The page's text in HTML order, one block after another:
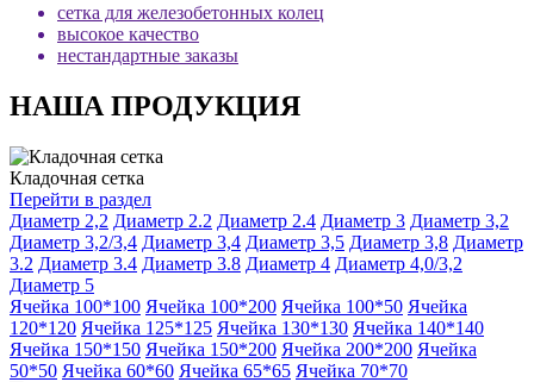
сетка для железобетонных колец
высокое качество
нестандартные заказы
НАША ПРОДУКЦИЯ
Кладочная сетка
Перейти в раздел
Диаметр 2,2 Диаметр 2.2 Диаметр 2.4 Диаметр 3 Диаметр 3,2
Диаметр 3,2/3,4 Диаметр 3,4 Диаметр 3,5 Диаметр 3,8 Диаметр
3.2 Диаметр 3.4 Диаметр 3.8 Диаметр 4 Диаметр 4,0/3,2
Диаметр 5
Ячейка 100*100 Ячейка 100*200 Ячейка 100*50 Ячейка
120*120 Ячейка 125*125 Ячейка 130*130 Ячейка 140*140
Ячейка 150*150 Ячейка 150*200 Ячейка 200*200 Ячейка
50*50 Ячейка 60*60 Ячейка 65*65 Ячейка 70*70